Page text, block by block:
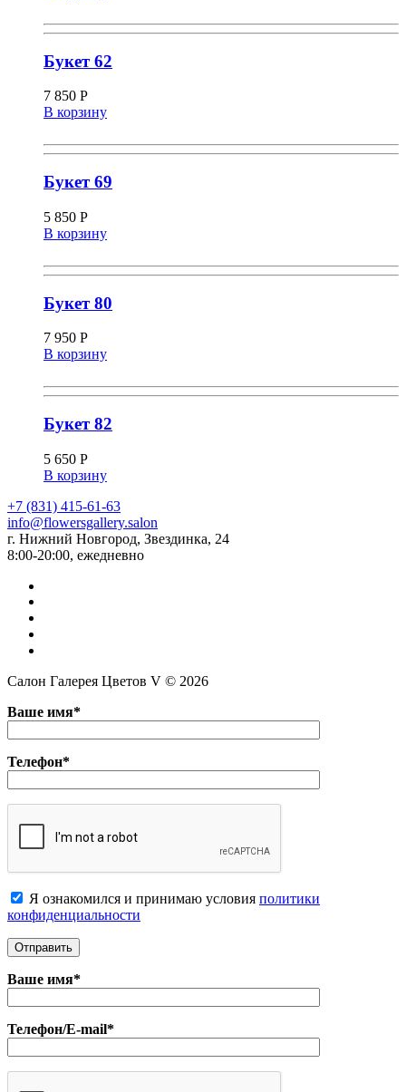
Букет 62
7 850 Р
В корзину
Букет 69
5 850 Р
В корзину
Букет 80
7 950 Р
В корзину
Букет 82
5 650 Р
В корзину
+7 (831) 415-61-63
info@flowersgallery.salon
г. Нижний Новгород, Звездинка, 24
8:00-20:00, ежедневно
Салон Галерея Цветов V © 2026
Ваше имя*
Телефон*
Я ознакомился и принимаю условия политики
конфиденциальноcти
Ваше имя*
Телефон/E-mail*